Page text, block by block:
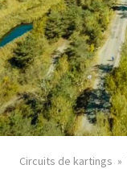
Circuits de kartings